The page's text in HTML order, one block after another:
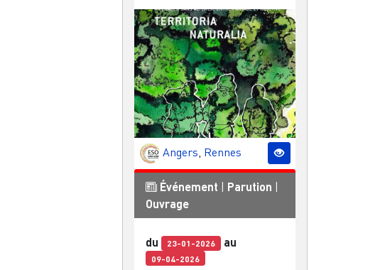
Angers, Rennes
Événement Parution
Ouvrage
du 23-01-2026 au
09-04-2026